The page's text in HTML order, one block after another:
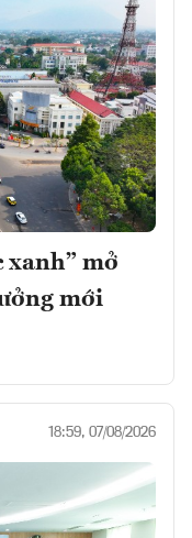
xanh” mở
mới
18:59, 07/08/2026